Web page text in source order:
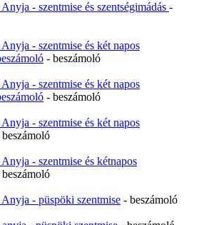
- szentmise és szentségimádás -
- szentmise és két napos
- beszámoló
- szentmise és két napos
- beszámoló
- szentmise és két napos
- szentmise és kétnapos
- püspöki szentmise - beszámoló